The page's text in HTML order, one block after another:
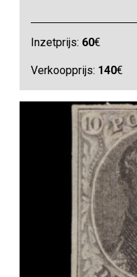
Inzetprijs: 60€
Verkoopprijs: 140€